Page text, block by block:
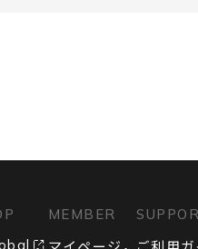
MEMBER